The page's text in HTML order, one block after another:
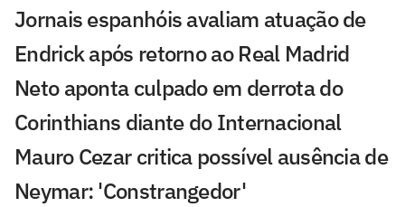
Jornais espanhóis avaliam atuação de
Endrick após retorno ao Real Madrid
Neto aponta culpado em derrota do
Corinthians diante do Internacional
Mauro Cezar critica possível ausência de
Neymar: 'Constrangedor'